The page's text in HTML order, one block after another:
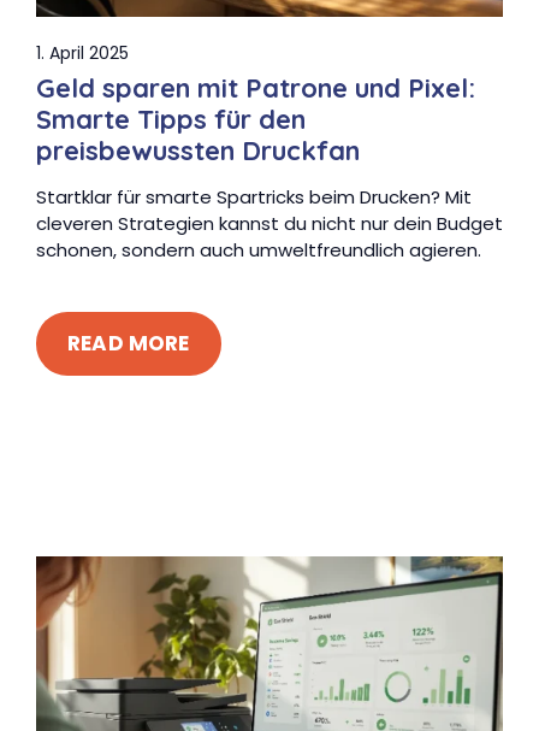
1. April 2025
Geld sparen mit Patrone und Pixel:
Smarte Tipps für den
preisbewussten Druckfan
Startklar für smarte Spartricks beim Drucken? Mit
cleveren Strategien kannst du nicht nur dein Budget
schonen, sondern auch umweltfreundlich agieren.
READ MORE